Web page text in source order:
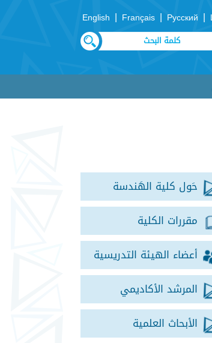
|
Русский
|
Français
|
English
حَول كلية الهَندسة
مقررات الكلية
أعضاء الهيئة التدريسية
المرشد الأكاديمي
الأبحاث العلمية